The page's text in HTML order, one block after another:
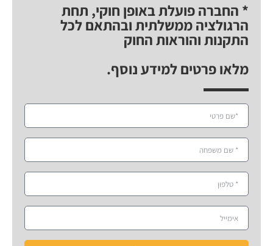
* החברה פועלת באופן חוקי, תחת
הרגולציה ממשלתית ובהתאם לכל
התקנות והוראות החוק
מלאו פרטים למידע נוסף.